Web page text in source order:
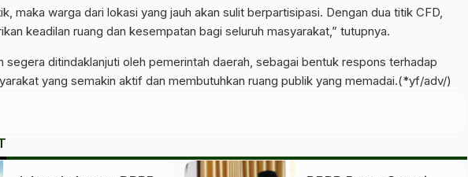
maka warga dari lokasi yang jauh akan sulit berpartisipasi. Dengan dua titik CFD,
keadilan ruang dan kesempatan bagi seluruh masyarakat,” tutupnya.
segera ditindaklanjuti oleh pemerintah daerah, sebagai bentuk respons terhadap
yang semakin aktif dan membutuhkan ruang publik yang memadai.(*yf/adv/)